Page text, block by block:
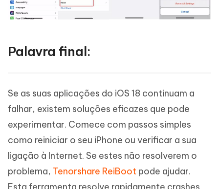
Palavra final:
Se as suas aplicações do iOS 18 continuam a
falhar, existem soluções eficazes que pode
experimentar. Comece com passos simples
como reiniciar o seu iPhone ou verificar a sua
ligação à Internet. Se estes não resolverem o
problema, Tenorshare ReiBoot pode ajudar.